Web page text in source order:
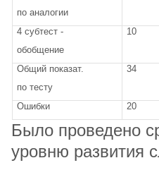
по аналогии
4 субтест -
обобщение
10
Общий показат.
по тесту
34
Ошибки 20
Было проведено
уровню развития